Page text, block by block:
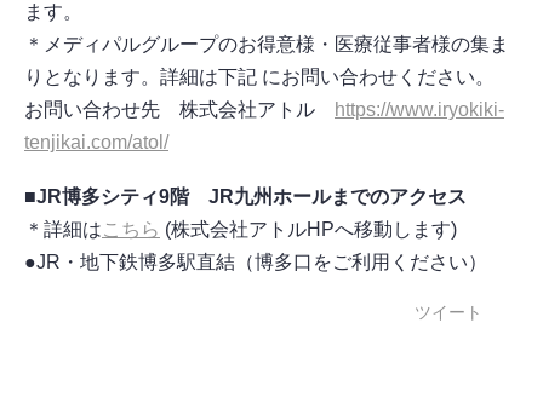
ます。
＊メディパルグループのお得意様・医療従事者様の集ま
りとなります。詳細は下記 にお問い合わせください。
お問い合わせ先 株式会社アトル
https://www.iryokiki-
tenjikai.com/atol/
■JR博多シティ9階 JR九州ホールまでのアクセス
＊詳細はこちら (株式会社アトルHPへ移動します)
●JR・地下鉄博多駅直結（博多口をご利用ください）
ツイート